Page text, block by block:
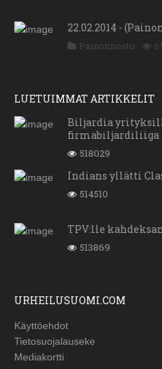
22.02.2014 -
Painonnosto
LUETUIMMAT ARTIKKELIT
Biljardia
firmabiljardiliiga
518029
Indians yllätti
514510
TPV:lle
513869
URHEILUSUOMI.COM
Käyttöehdot
Tietosuojalauseke
Mediakortti